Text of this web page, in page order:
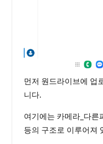
먼저 원드라이브에 업
니다.
여기에는 카메라_다른
등의 구조로 이루어져